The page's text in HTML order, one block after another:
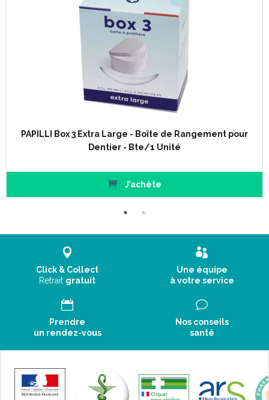
Dimensions : h 2.5 cm x L 7.6 cm x l 6.3 cm.
citron, violet.
PAPILLI Box 3 Extra Large - Boîte de Rangement pour
Dentier - Bte/1 Unité
J’achète
Click & Collect
Retrait gratuit
Une équipe
à votre service
Prendre
un rendez-vous
Nos conseils
santé